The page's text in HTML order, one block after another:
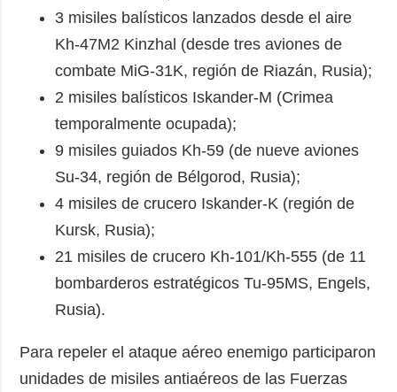
3 misiles balísticos lanzados desde el aire
Kh-47M2 Kinzhal (desde tres aviones de
combate MiG-31K, región de Riazán, Rusia);
2 misiles balísticos Iskander-M (Crimea
temporalmente ocupada);
9 misiles guiados Kh-59 (de nueve aviones
Su-34, región de Bélgorod, Rusia);
4 misiles de crucero Iskander-K (región de
Kursk, Rusia);
21 misiles de crucero Kh-101/Kh-555 (de 11
bombarderos estratégicos Tu-95MS, Engels,
Rusia).
Para repeler el ataque aéreo enemigo participaron
unidades de misiles antiaéreos de las Fuerzas